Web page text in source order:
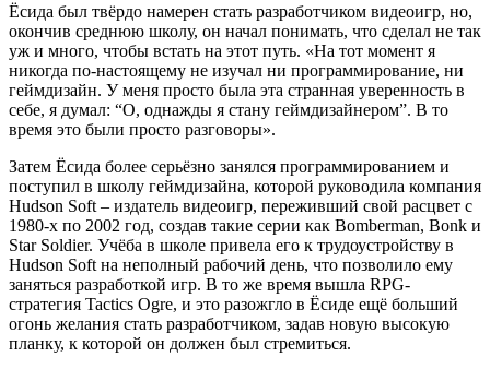
Ёсида был твёрдо намерен стать разработчиком видеоигр, но,
окончив среднюю школу, он начал понимать, что сделал не так
уж и много, чтобы встать на этот путь. «На тот момент я
никогда по-настоящему не изучал ни программирование, ни
геймдизайн. У меня просто была эта странная уверенность в
себе, я думал: “О, однажды я стану геймдизайнером”. В то
время это были просто разговоры».
Затем Ёсида более серьёзно занялся программированием и
поступил в школу геймдизайна, которой руководила компания
Hudson Soft – издатель видеоигр, переживший свой расцвет с
1980-х по 2002 год, создав такие серии как Bomberman, Bonk и
Star Soldier. Учёба в школе привела его к трудоустройству в
Hudson Soft на неполный рабочий день, что позволило ему
заняться разработкой игр. В то же время вышла RPG-
стратегия Tactics Ogre, и это разожгло в Ёсиде ещё больший
огонь желания стать разработчиком, задав новую высокую
планку, к которой он должен был стремиться.